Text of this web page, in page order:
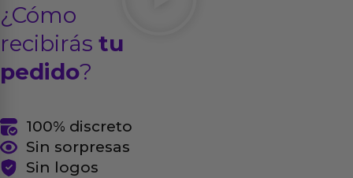
¿Cómo
recibirás tu
pedido?
100% discreto
Sin sorpresas
Sin logos